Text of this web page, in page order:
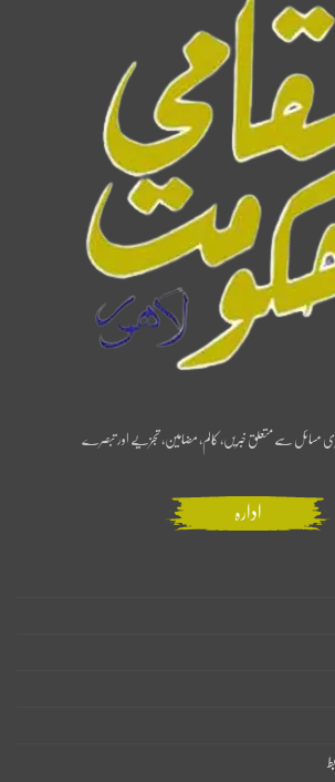
مسائل سے متعلق خبریں، کالم، مضامین، تجزیے اور تبصرے
ادارہ